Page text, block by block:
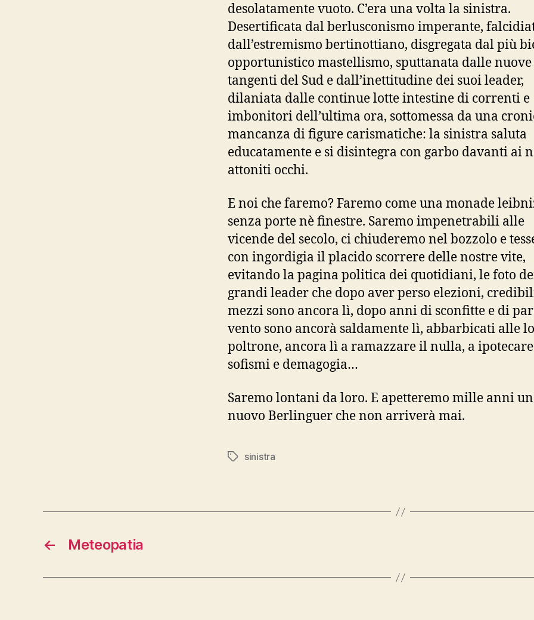
desolatamente vuoto. C’era una volta la sinistra.
Desertificata dal berlusconismo imperante,
dall’estremismo bertinottiano, disgregata dal più
opportunistico mastellismo, sputtanata dalle nuove
tangenti del Sud e dall’inettitudine dei suoi leader,
dilaniata dalle continue lotte intestine di correnti e
imbonitori dell’ultima ora, sottomessa da una
mancanza di figure carismatiche: la sinistra saluta
educatamente e si disintegra con garbo davanti ai
attoniti occhi.
E noi che faremo? Faremo come una monade
senza porte nè finestre. Saremo impenetrabili alle
vicende del secolo, ci chiuderemo nel bozzolo e
con ingordigia il placido scorrere delle nostre vite,
evitando la pagina politica dei quotidiani, le foto
grandi leader che dopo aver perso elezioni,
mezzi sono ancora lì, dopo anni di sconfitte e di
vento sono ancorà saldamente lì, abbarbicati alle
poltrone, ancora lì a ramazzare il nulla, a ipotecare
sofismi e demagogia…
Saremo lontani da loro. E apetteremo mille anni un
nuovo Berlinguer che non arriverà mai.
Tag sinistra
← Meteopatia